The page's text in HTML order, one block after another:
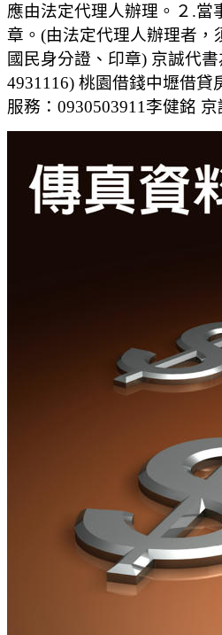
應由法定代理人辦理。２.當
章。(由法定代理人辦理者，
國民身分證、印章) 京誠代
4931116) 桃園借錢中壢借貸
服務：0930503911李健銘